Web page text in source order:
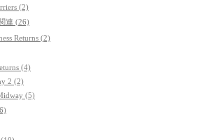
(2)
連 (26)
Returns (2)
(4)
2 (2)
(5)